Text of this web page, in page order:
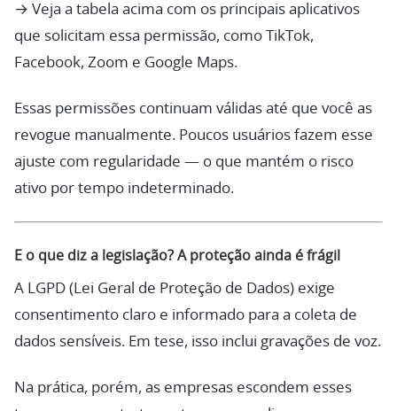
→ Veja a tabela acima com os principais aplicativos
que solicitam essa permissão, como TikTok,
Facebook, Zoom e Google Maps.
Essas permissões continuam válidas até que você as
revogue manualmente. Poucos usuários fazem esse
ajuste com regularidade — o que mantém o risco
ativo por tempo indeterminado.
E o que diz a legislação? A proteção ainda é frágil
A LGPD (Lei Geral de Proteção de Dados) exige
consentimento claro e informado para a coleta de
dados sensíveis. Em tese, isso inclui gravações de voz.
Na prática, porém, as empresas escondem esses